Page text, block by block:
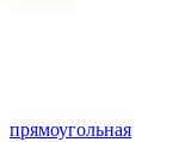
прямоугольная